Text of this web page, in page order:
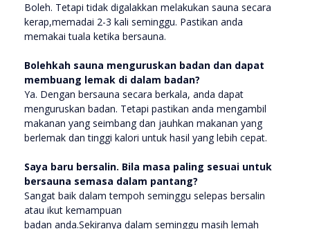
Boleh. Tetapi tidak digalakkan melakukan sauna secara
kerap,memadai 2-3 kali seminggu. Pastikan anda
memakai tuala ketika bersauna.
Bolehkah sauna menguruskan badan dan dapat
membuang lemak di dalam badan?
Ya. Dengan bersauna secara berkala, anda dapat
menguruskan badan. Tetapi pastikan anda mengambil
makanan yang seimbang dan jauhkan makanan yang
berlemak dan tinggi kalori untuk hasil yang lebih cepat.
Saya baru bersalin. Bila masa paling sesuai untuk
bersauna semasa dalam pantang?
Sangat baik dalam tempoh seminggu selepas bersalin
atau ikut kemampuan
badan anda.Sekiranya dalam seminggu masih lemah